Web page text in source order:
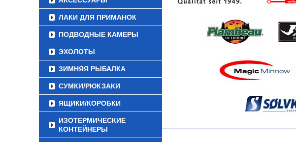
ЛАКИ ДЛЯ ПРИМАНОК
ПОДВОДНЫЕ КАМЕРЫ
ЭХОЛОТЫ
ЗИМНЯЯ РЫБАЛКА
СУМКИ/РЮКЗАКИ
ЯЩИКИ/КОРОБКИ
ИЗОТЕРМИЧЕСКИЕ
КОНТЕЙНЕРЫ